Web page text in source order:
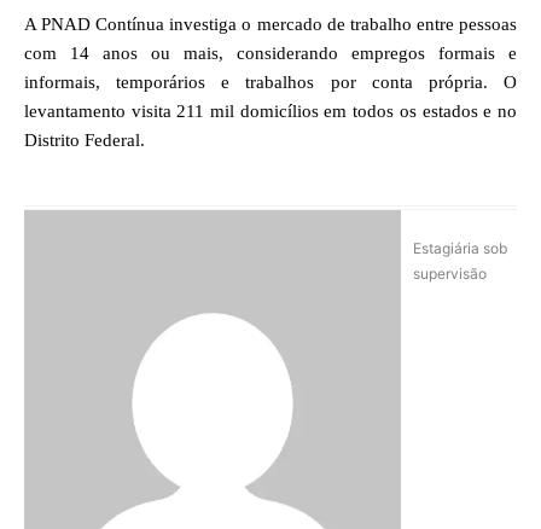
A PNAD Contínua investiga o mercado de trabalho entre pessoas
com 14 anos ou mais, considerando empregos formais e
informais, temporários e trabalhos por conta própria. O
levantamento visita 211 mil domicílios em todos os estados e no
Distrito Federal.
Estagiária sob
supervisão